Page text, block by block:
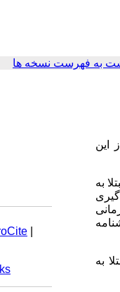
به فهرست نسخه ها
این
کلیه زنان 20- 40 ساله‌ی مبتلا به
30 نفر با روش نمونه‌گیری
طرح درمانی
به